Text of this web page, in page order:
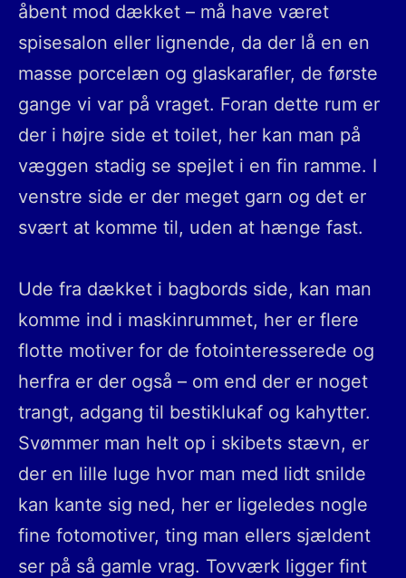
åbent mod dækket – må have været
spisesalon eller lignende, da der lå en en
masse porcelæn og glaskarafler, de første
gange vi var på vraget. Foran dette rum er
der i højre side et toilet, her kan man på
væggen stadig se spejlet i en fin ramme. I
venstre side er der meget garn og det er
svært at komme til, uden at hænge fast.
Ude fra dækket i bagbords side, kan man
komme ind i maskinrummet, her er flere
flotte motiver for de fotointeresserede og
herfra er der også – om end der er noget
trangt, adgang til bestiklukaf og kahytter.
Svømmer man helt op i skibets stævn, er
der en lille luge hvor man med lidt snilde
kan kante sig ned, her er ligeledes nogle
fine fotomotiver, ting man ellers sjældent
ser på så gamle vrag. Tovværk ligger fint